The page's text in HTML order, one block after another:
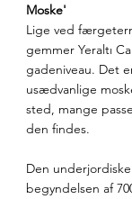
Moske'
Lige ved
gemmer Yeraltı
gadeniveau. Det
usædvanlige
sted, mange
den findes.
Den
begyndelsen af